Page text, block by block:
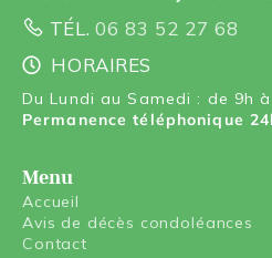
TÉL. 06 83 52 27 68
HORAIRES
Du Lundi au Samedi : de 9h
Permanence téléphonique
Menu
Accueil
Avis de décès condoléances
Contact